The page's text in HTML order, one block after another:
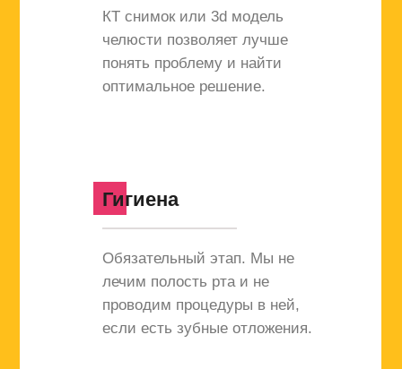
КТ снимок или 3d модель
челюсти позволяет лучше
понять проблему и найти
оптимальное решение.
Обязательный этап. Мы не
лечим полость рта и не
проводим процедуры в ней,
если есть зубные отложения.
Гигиена